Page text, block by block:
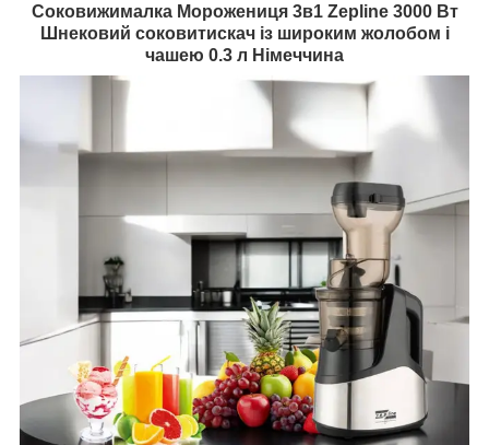
Соковижималка Морожениця 3в1 Zepline 3000 Вт
Шнековий соковитискач із широким жолобом і
чашею 0.3 л Німеччина